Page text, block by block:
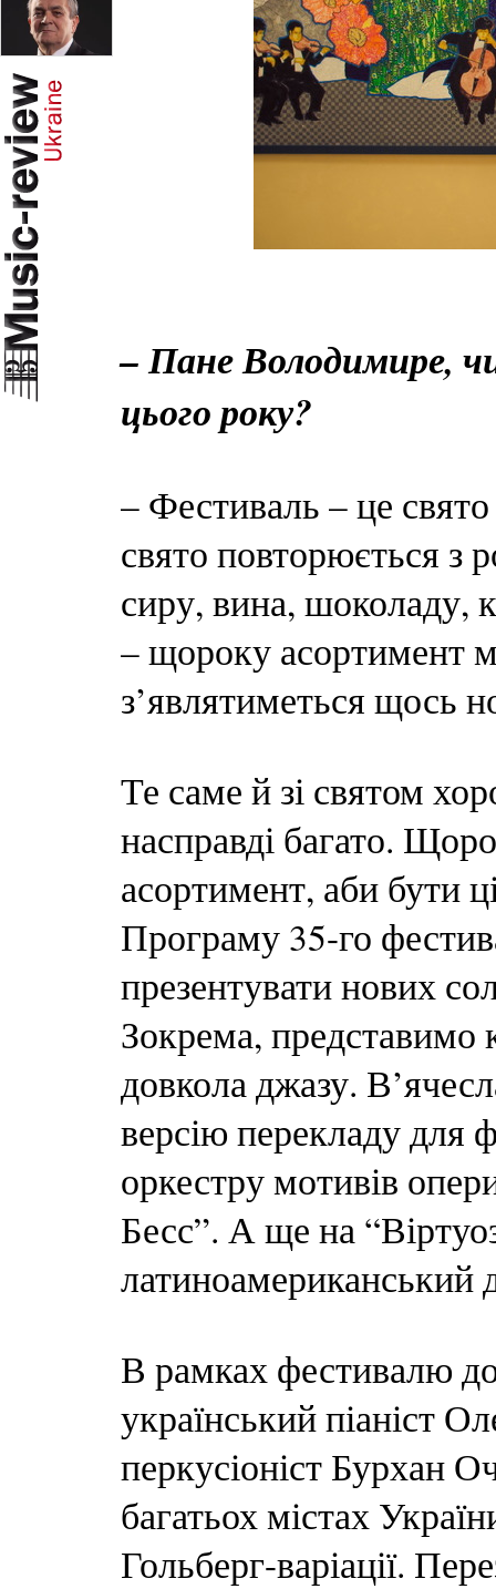
– Пане Володимире,
цього року?
– Фестиваль – це
свято повторюється з
сиру, вина, шоколаду,
– щороку асортимент
з’являтиметься щось
Те саме й зі святом
насправді багато.
асортимент, аби бути
Програму 35-го
презентувати нових
Зокрема, представимо
довкола джазу.
версію перекладу для
оркестру мотивів
Бесс”. А ще на
латиноамериканський
В рамках фестивалю
український піаніст
перкусіоніст Бурхан
багатьох містах
Гольберг-варіації.